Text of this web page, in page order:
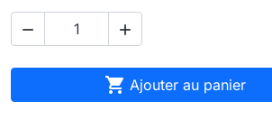
 
 Ajouter au panier